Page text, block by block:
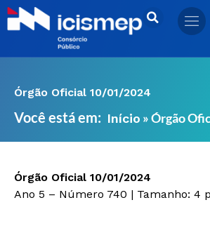
Ir
para
Órgão Oficial 10/01/2024
Você está em: Início »Órgão
Órgão Oficial 10/01/2024
Ano 5 – Número 740 | Tamanho: 4